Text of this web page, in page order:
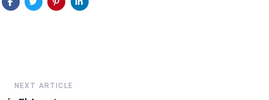
NEXT ARTICLE